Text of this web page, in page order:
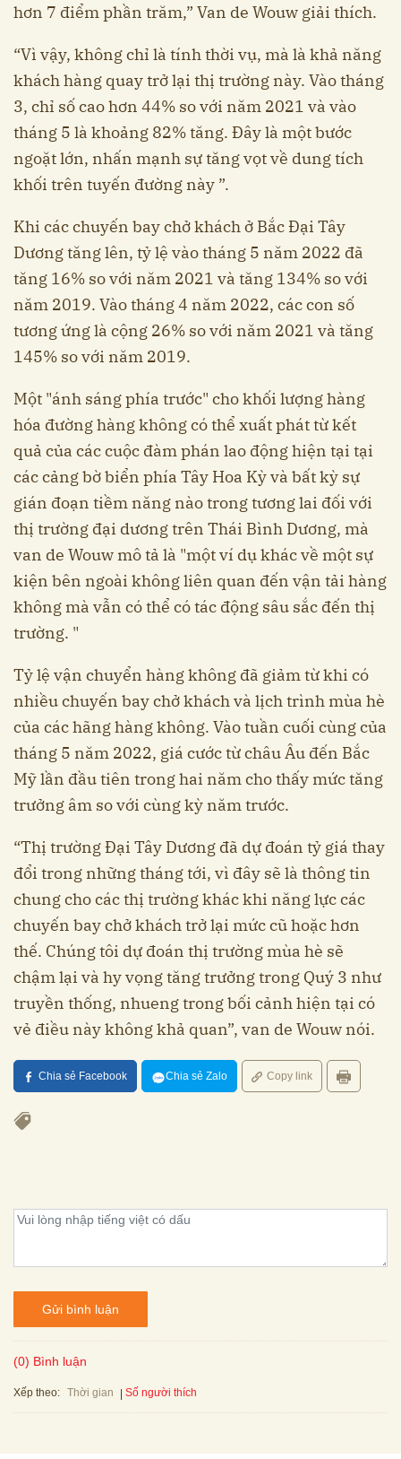
hơn 7 điểm phần trăm,” Van de Wouw giải thích.
“Vì vậy, không chỉ là tính thời vụ, mà là khả năng
khách hàng quay trở lại thị trường này. Vào tháng
3, chỉ số cao hơn 44% so với năm 2021 và vào
tháng 5 là khoảng 82% tăng. Đây là một bước
ngoặt lớn, nhấn mạnh sự tăng vọt về dung tích
khối trên tuyến đường này ”.
Khi các chuyến bay chở khách ở Bắc Đại Tây
Dương tăng lên, tỷ lệ vào tháng 5 năm 2022 đã
tăng 16% so với năm 2021 và tăng 134% so với
năm 2019. Vào tháng 4 năm 2022, các con số
tương ứng là cộng 26% so với năm 2021 và tăng
145% so với năm 2019.
Một "ánh sáng phía trước" cho khối lượng hàng
hóa đường hàng không có thể xuất phát từ kết
quả của các cuộc đàm phán lao động hiện tại tại
các cảng bờ biển phía Tây Hoa Kỳ và bất kỳ sự
gián đoạn tiềm năng nào trong tương lai đối với
thị trường đại dương trên Thái Bình Dương, mà
van de Wouw mô tả là "một ví dụ khác về một sự
kiện bên ngoài không liên quan đến vận tải hàng
không mà vẫn có thể có tác động sâu sắc đến thị
trường. "
Tỷ lệ vận chuyển hàng không đã giảm từ khi có
nhiều chuyến bay chở khách và lịch trình mùa hè
của các hãng hàng không. Vào tuần cuối cùng của
tháng 5 năm 2022, giá cước từ châu Âu đến Bắc
Mỹ lần đầu tiên trong hai năm cho thấy mức tăng
trưởng âm so với cùng kỳ năm trước.
“Thị trường Đại Tây Dương đã dự đoán tỷ giá thay
đổi trong những tháng tới, vì đây sẽ là thông tin
chung cho các thị trường khác khi năng lực các
chuyến bay chở khách trở lại mức cũ hoặc hơn
thế. Chúng tôi dự đoán thị trường mùa hè sẽ
chậm lại và hy vọng tăng trưởng trong Quý 3 như
truyền thống, nhueng trong bối cảnh hiện tại có
vẻ điều này không khả quan”, van de Wouw nói.
Chia sẻ Facebook Chia sẻ Zalo Copy link
Gửi bình luận
(0) Bình luận
Xếp theo: Thời gian Số người thích